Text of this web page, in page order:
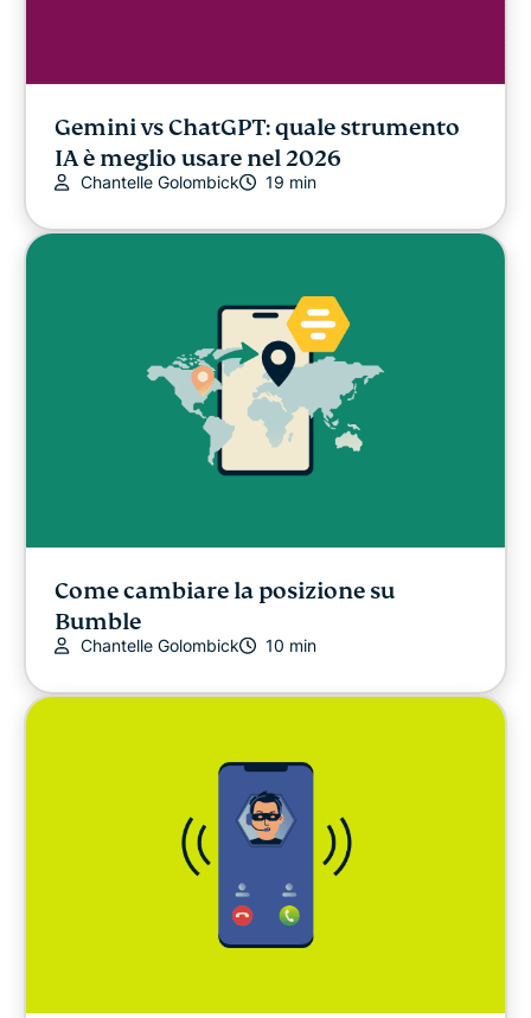
Gemini vs ChatGPT: quale strumento
IA è meglio usare nel 2026
Chantelle Golombick 19 min
Come cambiare la posizione su
Bumble
Chantelle Golombick 10 min